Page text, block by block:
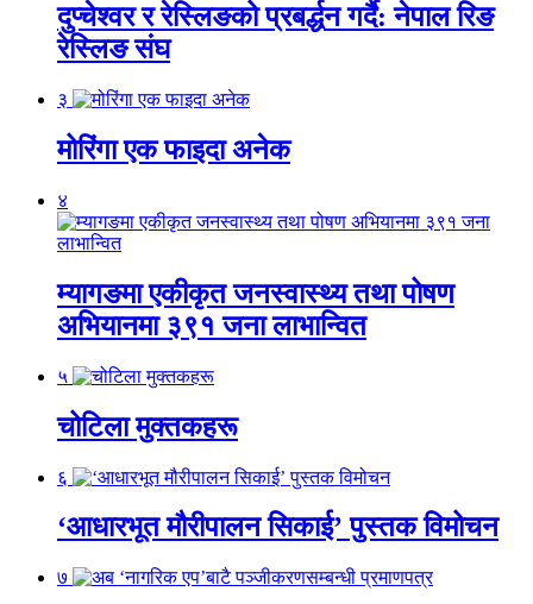
दुप्चेश्वर र रेस्लिङको प्रबर्द्धन गर्दै: नेपाल रिङ
रेस्लिङ संघ
३
मोरिंगा एक फाइदा अनेक
४
म्यागङमा एकीकृत जनस्वास्थ्य तथा पोषण
अभियानमा ३९१ जना लाभान्वित
५
चोटिला मुक्तकहरू
६
‘आधारभूत मौरीपालन सिकाई’ पुस्तक विमोचन
७